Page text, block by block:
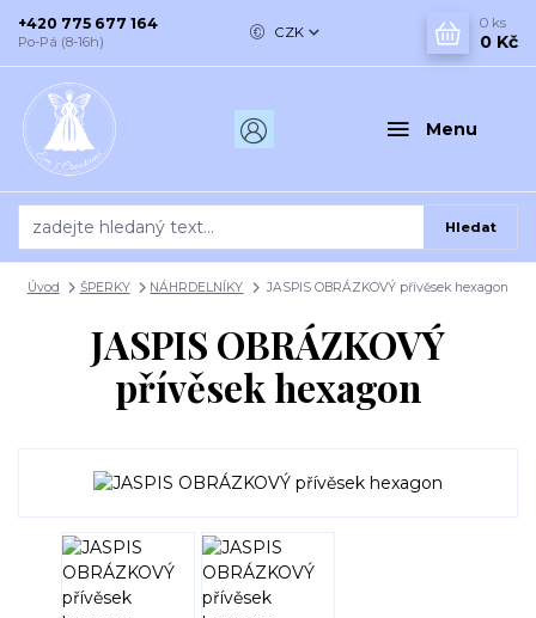
Menu
CZK
Hledat
+420 775 677 164
Po-Pá (8-16h)
0 ks
0 Kč
Úvod ŠPERKY NÁHRDELNÍKY JASPIS OBRÁZKOVÝ přívěsek hexagon
JASPIS OBRÁZKOVÝ
přívěsek hexagon